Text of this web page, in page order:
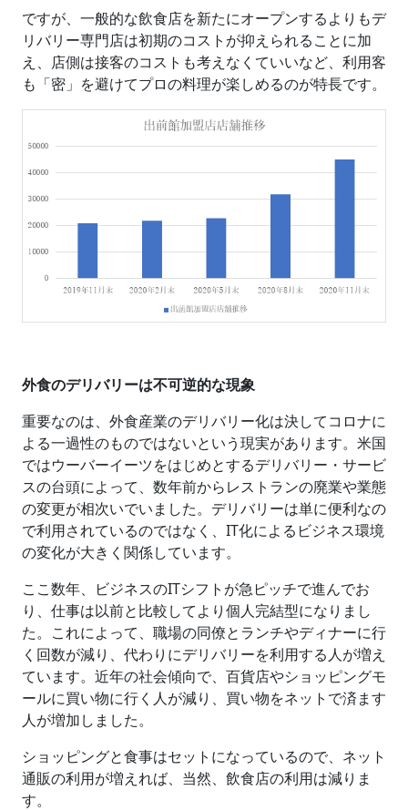
ですが、一般的な飲食店を新たにオープンするよりもデ
リバリー専門店は初期のコストが抑えられることに加
え、店側は接客のコストも考えなくていいなど、利用客
も「密」を避けてプロの料理が楽しめるのが特長です。
外食のデリバリーは不可逆的な現象
重要なのは、外食産業のデリバリー化は決してコロナに
よる一過性のものではないという現実があります。米国
ではウーバーイーツをはじめとするデリバリー・サービ
スの台頭によって、数年前からレストランの廃業や業態
の変更が相次いでいました。デリバリーは単に便利なの
で利用されているのではなく、 IT化によるビジネス環境
の変化が大きく関係しています。
ここ数年、ビジネスのITシフトが急ピッチで進んでお
り、仕事は以前と比較してより個人完結型になりまし
た。これによって、職場の同僚とランチやディナーに行
く回数が減り、代わりにデリバリーを利用する人が増え
ています。近年の社会傾向で、百貨店やショッピングモ
ールに買い物に行く人が減り、買い物をネットで済ます
人が増加しました。
ショッピングと食事はセットになっているので、ネット
通販の利用が増えれば、当然、飲食店の利用は減りま
す。